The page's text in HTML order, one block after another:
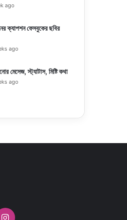
ago
ক্যাপশন ফেসবুকের ছবির
ago
মেসেজ, স্ট্যাটাস, মিষ্টি কথা
ago
Instagram